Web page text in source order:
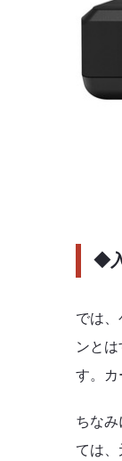
◆
では
ンと
す。カ
ちな
ては、